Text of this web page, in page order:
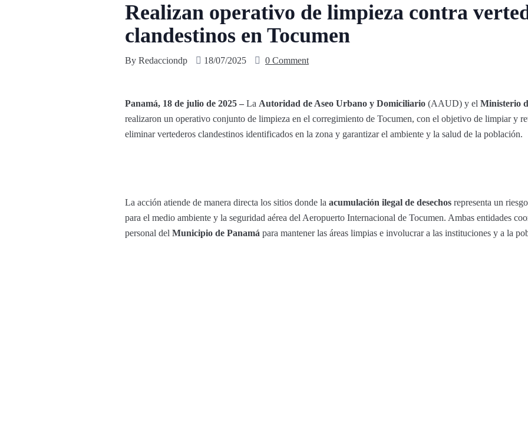
Realizan operativo de limpieza contra
clandestinos en Tocumen
By Redacciondp 18/07/2025 0 Comment
Panamá, 18 de julio de 2025 – La Autoridad de Aseo Urbano y Domiciliario (AAUD) y el Ministerio
realizaron un operativo conjunto de limpieza en el corregimiento de Tocumen, con el objetivo de limpiar y
eliminar vertederos clandestinos identificados en la zona y garantizar el ambiente y la salud de la población.
La acción atiende de manera directa los sitios donde la acumulación ilegal de desechos representa un
para el medio ambiente y la seguridad aérea del Aeropuerto Internacional de Tocumen. Ambas entidades
personal del Municipio de Panamá para mantener las áreas limpias e involucrar a las instituciones y a la